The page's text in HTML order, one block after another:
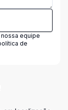
equipe
de